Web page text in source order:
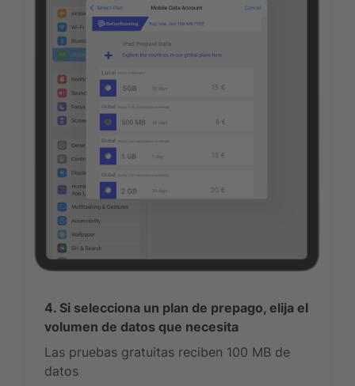
4. Si selecciona un plan de prepago, elija el
volumen de datos que necesita
Las pruebas gratuitas reciben 100 MB de
datos